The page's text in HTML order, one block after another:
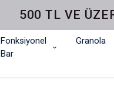
500 TL VE
Fonksiyonel
Bar
Granola